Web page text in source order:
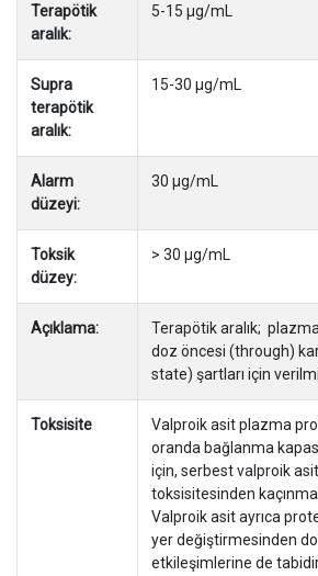
Terapötik
aralık:
5-15 µg/mL
Supra
terapötik
aralık:
15-30 µg/mL
Alarm
düzeyi:
30 µg/mL
Toksik
düzey:
> 30 µg/mL
Açıklama:
Terapötik aralık;
doz öncesi (through)
state) şartları için
Toksisite
Valproik asit plazma
oranda bağlanma
için, serbest valproik
toksisitesinden
Valproik asit ayrıca
yer değiştirmesinden
etkileşimlerine de